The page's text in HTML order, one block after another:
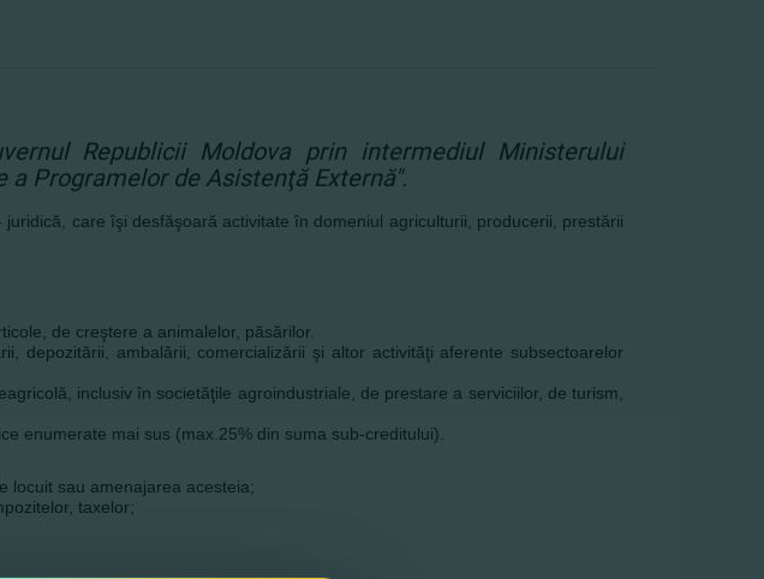
Republicii Moldova prin intermediul Ministerului
a Programelor de Asistenţă Externă".
care îşi desfăşoară activitate în domeniul agriculturii, producerii, prestării
de creştere a animalelor, păsărilor.
depozitării, ambalării, comercializării şi altor activităţi aferente subsectoarelor
inclusiv în societăţile agroindustriale, de prestare a serviciilor, de turism,
enumerate mai sus (max.25% din suma sub-creditului).
locuit sau amenajarea acesteia;
taxelor;